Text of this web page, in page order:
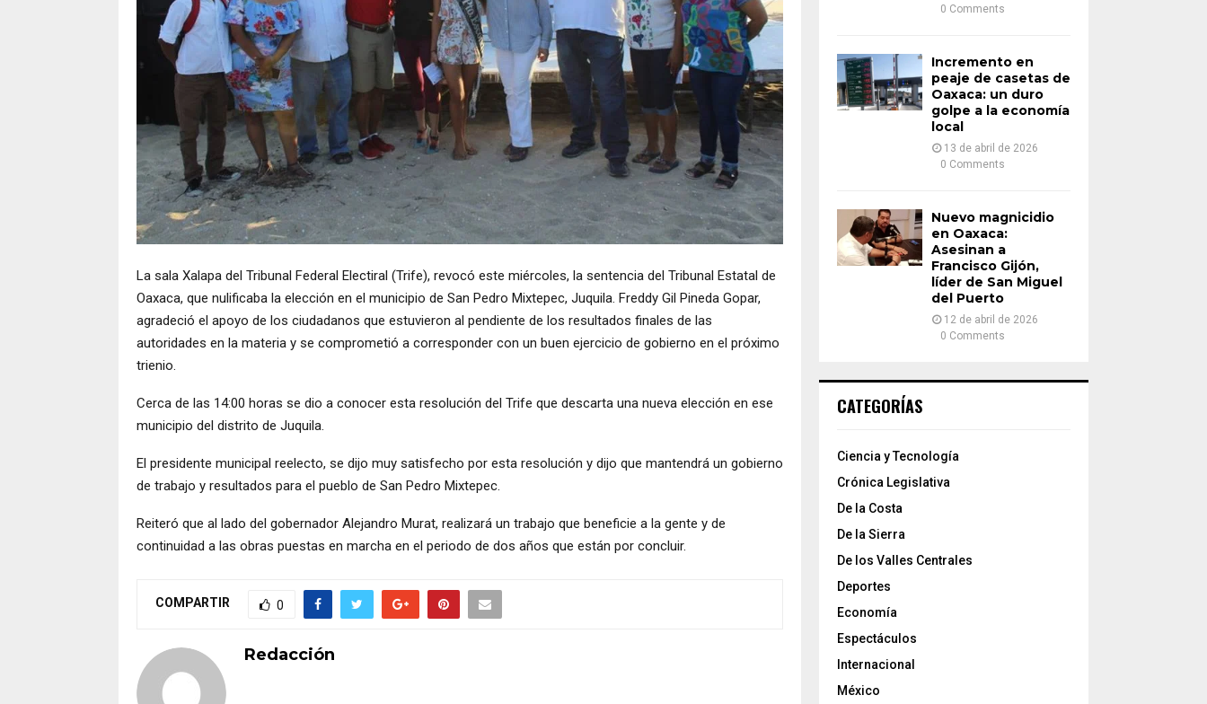
La sala Xalapa del Tribunal Federal Electiral (Trife), revocó este miércoles, la sentencia del Tribunal Estatal de
Oaxaca, que nulificaba la elección en el municipio de San Pedro Mixtepec, Juquila. Freddy Gil Pineda Gopar,
agradeció el apoyo de los ciudadanos que estuvieron al pendiente de los resultados finales de las
autoridades en la materia y se comprometió a corresponder con un buen ejercicio de gobierno en el próximo
trienio.
Cerca de las 14:00 horas se dio a conocer esta resolución del Trife que descarta una nueva elección en ese
municipio del distrito de Juquila.
El presidente municipal reelecto, se dijo muy satisfecho por esta resolución y dijo que mantendrá un gobierno
de trabajo y resultados para el pueblo de San Pedro Mixtepec.
Reiteró que al lado del gobernador Alejandro Murat, realizará un trabajo que beneficie a la gente y de
continuidad a las obras puestas en marcha en el periodo de dos años que están por concluir.
COMPARTIR 0
Redacción
0 Comments
Incremento en
peaje de casetas de
Oaxaca: un duro
golpe a la economía
local
13 de abril de 2026
0 Comments
Nuevo magnicidio
en Oaxaca:
Asesinan a
Francisco Gijón,
líder de San Miguel
del Puerto
12 de abril de 2026
0 Comments
CATEGORÍAS
Ciencia y Tecnología
Crónica Legislativa
De la Costa
De la Sierra
De los Valles Centrales
Deportes
Economía
Espectáculos
Internacional
México